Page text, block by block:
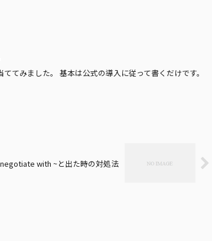
てみました。 基本は公式の導入に従って書くだけです。
with ~と出た時の対処法